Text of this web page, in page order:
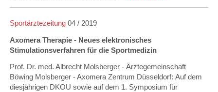
Sportärztezeitung 04 / 2019
Axomera Therapie - Neues elektronisches
Stimulationsverfahren für die Sportmedizin
Prof. Dr. med. Albrecht Molsberger - Ärztegemeinschaft
Böwing Molsberger - Axomera Zentrum Düsseldorf: Auf dem
diesjährigen DKOU sowie auf dem 1. Symposium für